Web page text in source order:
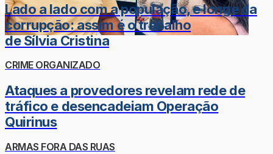
Lado a lado com a população, e longe da
corrupção: assim é o trabalho
de Sílvia Cristina
CRIME ORGANIZADO
Ataques a provedores revelam rede de
tráfico e desencadeiam Operação
Quirinus
ARMAS FORA DAS RUAS